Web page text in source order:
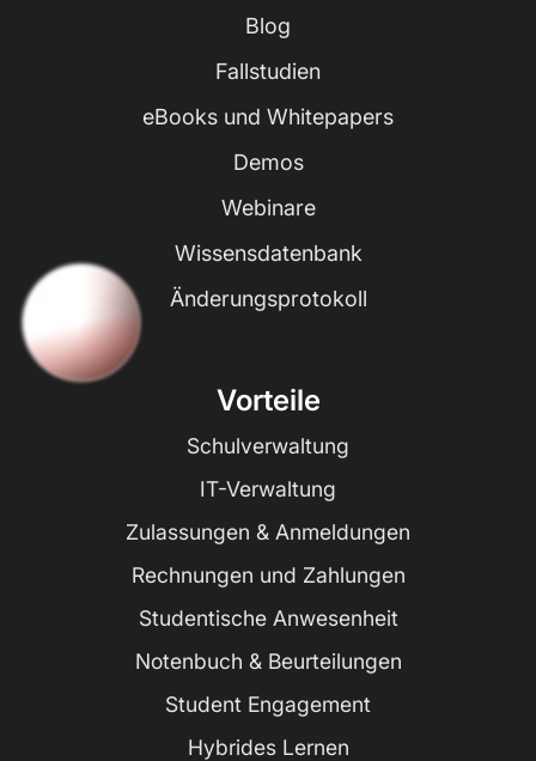
Blog
Fallstudien
eBooks und Whitepapers
Demos
Webinare
Wissensdatenbank
Änderungsprotokoll
Vorteile
Schulverwaltung
IT-Verwaltung
Zulassungen & Anmeldungen
Rechnungen und Zahlungen
Studentische Anwesenheit
Notenbuch & Beurteilungen
Student Engagement
Hybrides Lernen